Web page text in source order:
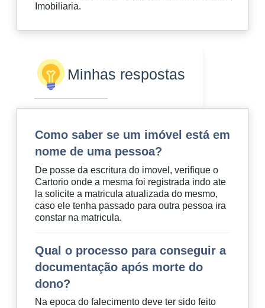
Imobiliaria.
Minhas respostas
Como saber se um imóvel está em
nome de uma pessoa?
De posse da escritura do imovel, verifique o
Cartorio onde a mesma foi registrada indo ate
la solicite a matricula atualizada do mesmo,
caso ele tenha passado para outra pessoa ira
constar na matricula.
Qual o processo para conseguir a
documentação após morte do
dono?
Na epoca do falecimento deve ter sido feito